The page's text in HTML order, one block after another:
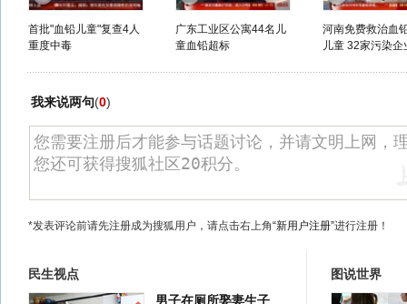
首批"血铅儿童"复查4人
重度中毒
广东工业区公寓44名儿
童血铅超标
河南免费救治血
儿童 32家污染企
我来说两句(0)
*发表评论前请先注册成为搜狐用户，请点击右上角“新用户注册”进行注册！
民生视点
男子在厕所娶妻生子
图说世界